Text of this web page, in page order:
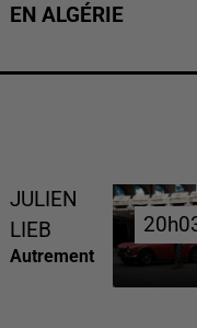
EN ALGÉRIE
JULIEN
LIEB
Autrement